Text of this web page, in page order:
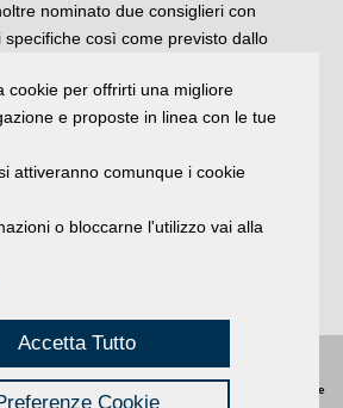
nominato due consiglieri con
così come previsto dallo
Sanità e all’Ambiente, a Loretta
Affari Generali.
partire per questa nuova avventura
e trasparenza. Il metodo sarà
condivisione e per questo motivo
di lavoro appositamente
un visibilmente soddisfatto Giorgio
registrazione
cookie per offrirti una migliore
e proposte in linea con le tue
attiveranno comunque i cookie
o bloccarne l'utilizzo vai alla
Accetta Tutto
Cookie